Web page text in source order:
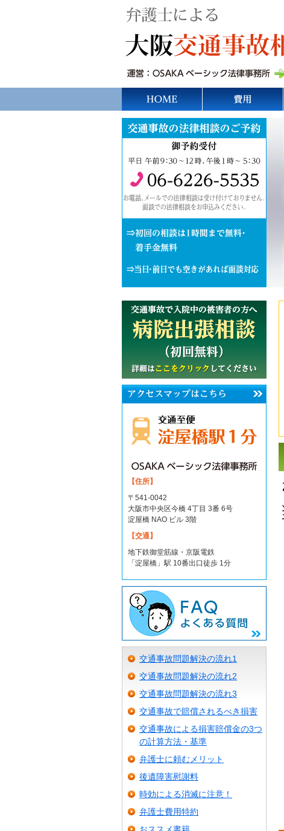
【住所】
〒541-0042
大阪市中央区今橋 4丁目 3番 6号
淀屋橋 NAO ビル 3階
【交通】
地下鉄御堂筋線・京阪電鉄
「淀屋橋」駅 10番出口徒歩 1分
交通事故問題解決の流れ1
交通事故問題解決の流れ2
交通事故問題解決の流れ3
交通事故で賠償されるべき損害
交通事故による損害賠償金の3つ
の計算方法・基準
弁護士に頼むメリット
後遺障害慰謝料
時効による消滅に注意！
弁護士費用特約